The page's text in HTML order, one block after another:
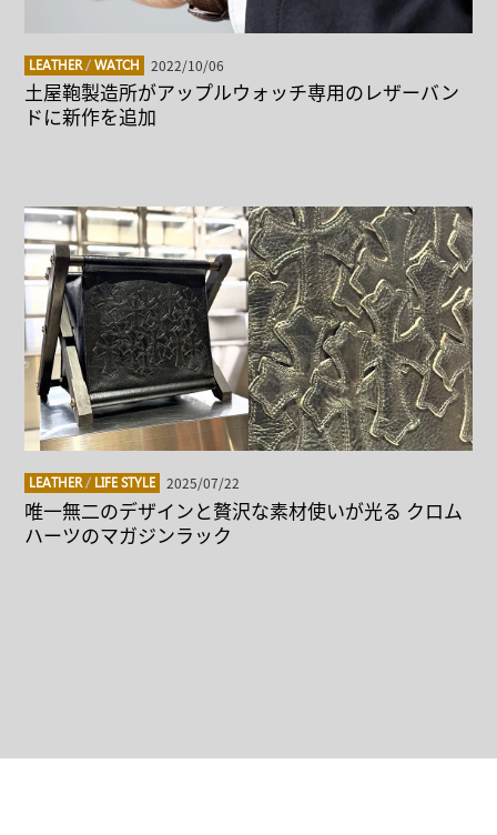
LEATHER/WATCH 2022/10/06
土屋鞄製造所がアップルウォッチ専用のレザーバン
ドに新作を追加
LEATHER/ LIFE STYLE 2025/07/22
唯一無二のデザインと贅沢な素材使いが光る クロム
ハーツのマガジンラック